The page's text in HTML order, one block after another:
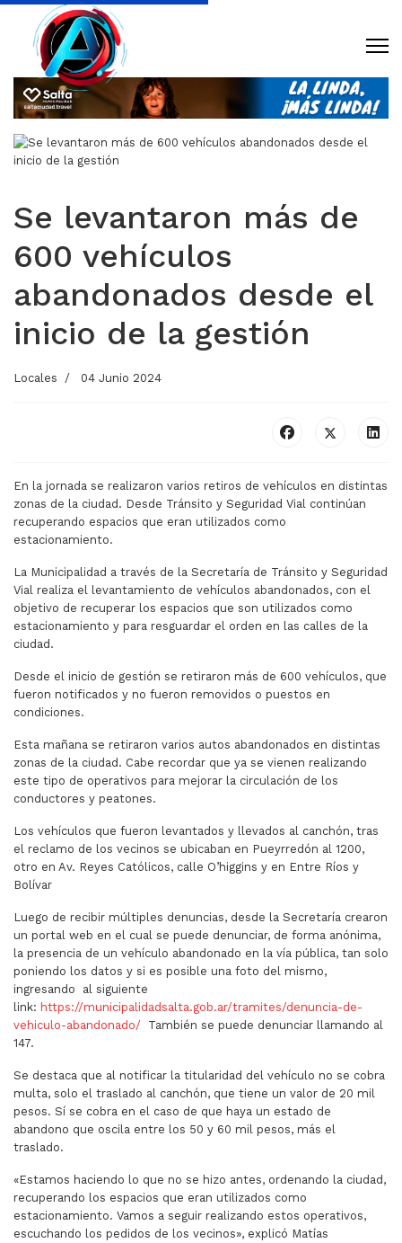
Se levantaron más de
600 vehículos
abandonados desde el
inicio de la gestión
Locales 04 Junio 2024
En la jornada se realizaron varios retiros de vehículos en distintas
zonas de la ciudad. Desde Tránsito y Seguridad Vial continúan
recuperando espacios que eran utilizados como
estacionamiento.
La Municipalidad a través de la Secretaría de Tránsito y Seguridad
Vial realiza el levantamiento de vehículos abandonados, con el
objetivo de recuperar los espacios que son utilizados como
estacionamiento y para resguardar el orden en las calles de la
ciudad.
Desde el inicio de gestión se retiraron más de 600 vehículos, que
fueron notificados y no fueron removidos o puestos en
condiciones.
Esta mañana se retiraron varios autos abandonados en distintas
zonas de la ciudad. Cabe recordar que ya se vienen realizando
este tipo de operativos para mejorar la circulación de los
conductores y peatones.
Los vehículos que fueron levantados y llevados al canchón, tras
el reclamo de los vecinos se ubicaban en Pueyrredón al 1200,
otro en Av. Reyes Católicos, calle O’higgins y en Entre Ríos y
Bolívar
Luego de recibir múltiples denuncias, desde la Secretaría crearon
un portal web en el cual se puede denunciar, de forma anónima,
la presencia de un vehículo abandonado en la vía pública, tan solo
poniendo los datos y si es posible una foto del mismo,
ingresando al siguiente
link: https://municipalidadsalta.gob.ar/tramites/denuncia-de-
vehiculo-abandonado/ También se puede denunciar llamando al
147.
Se destaca que al notificar la titularidad del vehículo no se cobra
multa, solo el traslado al canchón, que tiene un valor de 20 mil
pesos. Sí se cobra en el caso de que haya un estado de
abandono que oscila entre los 50 y 60 mil pesos, más el
traslado.
«Estamos haciendo lo que no se hizo antes, ordenando la ciudad,
recuperando los espacios que eran utilizados como
estacionamiento. Vamos a seguir realizando estos operativos,
escuchando los pedidos de los vecinos», explicó Matías